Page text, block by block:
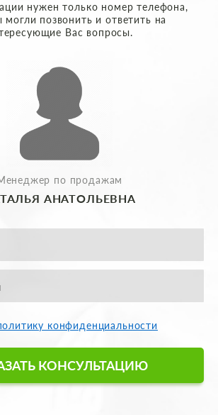
нужен только номер телефона,
позвонить и ответить на
Вас вопросы.
по продажам
АНАТОЛЬЕВНА
конфиденциальности
КОНСУЛЬТАЦИЮ